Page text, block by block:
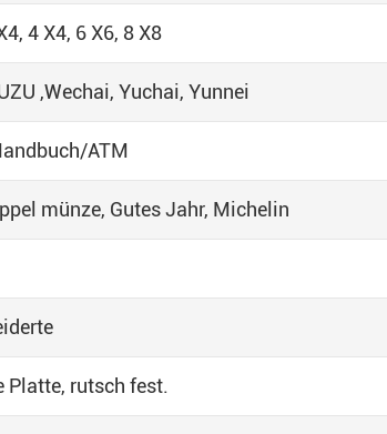
4 X4, 6 X6, 8 X8
,Wechai, Yuchai, Yunnei
ATM
münze, Gutes Jahr, Michelin
Platte, rutsch fest.